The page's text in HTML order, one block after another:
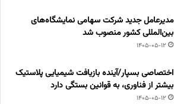
مدیرعامل جدید شرکت سهامی نمایشگاه‌های
بین‌المللی کشور منصوب شد
1405-05-12
اختصاصی بسپار/آینده بازیافت شیمیایی پلاستیک
بیشتر از فناوری، به قوانین بستگی دارد
1405-05-12